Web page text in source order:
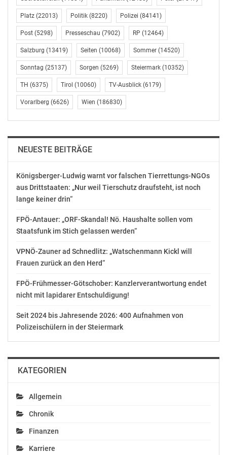
Auch international ist „MICHAEL“ ein Hit und liegt
aktuell mit über 880 Million Dollar weltweitem Box
Office Einspielergebnis auf dem zweiten Platz der
bislang erfolgreichsten Kinofilme des Jahres (nach „DER
SUPER MARIO GALAXY FILM“).
„MICHAEL“ läuft aktuell in rund 80 österreichischen
Kinos und ist über den Sommer auch in zahlreichen
Open Air Kinos zu sehen.
Publikums an diesem außergewöhnlichen Film.
MICHAEL bringt die Lebensgeschichte von Michael
Bildern auf die Leinwand und begeistert damit ein
breites Publikum“, betont Christian Dörfler. „Wir
gratulieren im Namen der ARGE Film und Kino der
Universal Pictures Austria zum erfolgreichen Kinostart.
Das starke Echo zeigt einmal mehr, welche Bedeutung
das Kino für das gemeinsame Erleben großer
Künstlerpersönlichkeiten hat“, ergänzt Michael Stejskal,
beide Vertreter der ARGE Film und Kino in der
Bildmaterial und weitere Inhalte zu MICHAEL unter:
www.UPIMEDIA.com
Er ist einer der einflussreichsten Künstler aller Zeiten –
der King of Pop. „MICHAEL“ ist das Portrait eines
jede Generation bis heute inspiriert hat. Der Film
erzählt die Geschichte von Michael Jacksons Leben –
nach von der Entdeckung seines außergewöhnlichen
Talents als Leadsänger der Jackson Five bis hin zu dem
Platz (22013) Politik (8220) Polizei (84141)
Post (5298) Presseschau (7902) RP (12464)
Salzburg (13419) Seiten (10068) Sommer (14520)
Sonntag (25137) Sorgen (5269) Steiermark (10352)
TH (6375) Tirol (10060) TV-Ausblick (6179)
Vorarlberg (6626) Wien (186830)
NEUESTE BEITRÄGE
Königsberger-Ludwig warnt vor falschen Tierrettungs-NGOs
aus Drittstaaten: „Nur weil Tierschutz draufsteht, ist noch
lange keiner drin“
FPÖ-Antauer: „ORF-Skandal! Nö. Haushalte sollen vom
Staatsfunk im Stich gelassen werden“
VPNÖ-Zauner ad Schnedlitz: „Watschenmann Kickl will
Frauen zurück an den Herd“
FPÖ-Frühmesser-Götschober: Kanzlerverantwortung endet
nicht mit lapidarer Entschuldigung!
Seit 2024 bis Jahresende 2026: 400 Aufnahmen von
Polizeischülern in der Steiermark
KATEGORIEN
Allgemein
Chronik
Finanzen
Karriere